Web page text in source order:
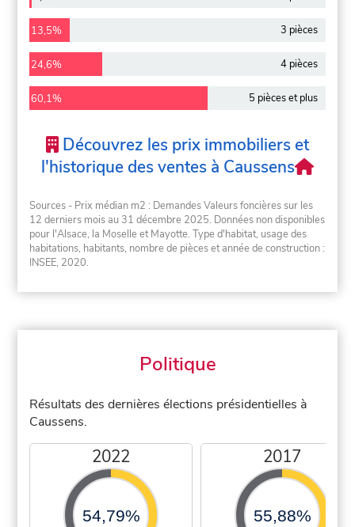
13,5% 3 pièces
24,6% 4 pièces
60,1% 5 pièces et plus
Découvrez les prix immobiliers et
l'historique des ventes à Caussens
Sources - Prix médian m2 : Demandes Valeurs foncières sur les
12 derniers mois au 31 décembre 2025. Données non disponibles
pour l'Alsace, la Moselle et Mayotte. Type d'habitat, usage des
habitations, habitants, nombre de pièces et année de construction :
INSEE, 2020.
Politique
Résultats des dernières élections présidentielles à
Caussens.
2022
54,79%
2017
55,88%